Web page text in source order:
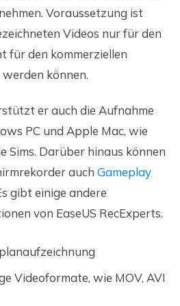
Voraussetzung ist
Videos nur für den
für den kommerziellen
können.
er auch die Aufnahme
PC und Apple Mac, wie
Sims. Darüber hinaus können
auch Gameplay
gibt einige andere
von EaseUS RecExperts.
Videoformate, wie MOV, AVI